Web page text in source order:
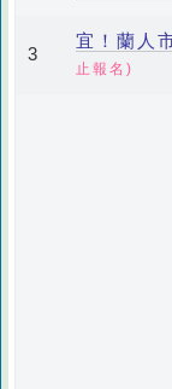
3
宜！蘭人
止報名)